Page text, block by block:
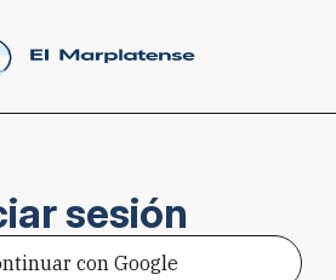
sesión
con Google